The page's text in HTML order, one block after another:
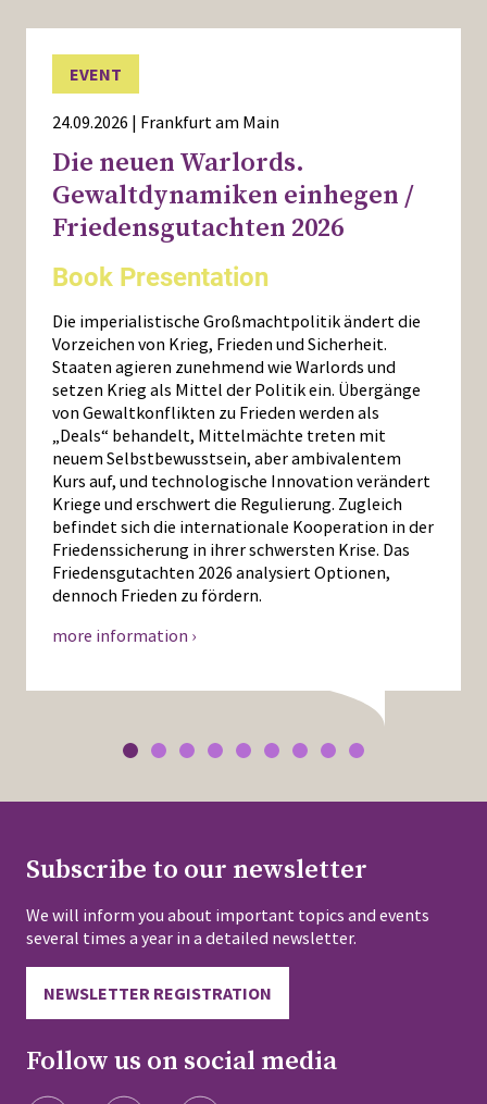
EVENT
24.09.2026 | Frankfurt am Main
Die neuen Warlords.
Gewaltdynamiken einhegen /
Friedensgutachten 2026
Book Presentation
Die imperialistische Großmachtpolitik ändert die
Vorzeichen von Krieg, Frieden und Sicherheit.
Staaten agieren zunehmend wie Warlords und
setzen Krieg als Mittel der Politik ein. Übergänge
von Gewaltkonflikten zu Frieden werden als
„Deals“ behandelt, Mittelmächte treten mit
neuem Selbstbewusstsein, aber ambivalentem
Kurs auf, und technologische Innovation verändert
Kriege und erschwert die Regulierung. Zugleich
befindet sich die internationale Kooperation in der
Friedenssicherung in ihrer schwersten Krise. Das
Friedensgutachten 2026 analysiert Optionen,
dennoch Frieden zu fördern.
more information ›
Subscribe to our newsletter
We will inform you about important topics and events
several times a year in a detailed newsletter.
NEWSLETTER REGISTRATION
Follow us on social media